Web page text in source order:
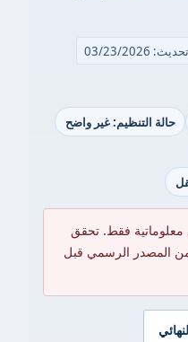
03/23/2026
حالة التنظيم: غير واضح
معلوماتية فقط. تحقق
من المصدر الرسمي قبل